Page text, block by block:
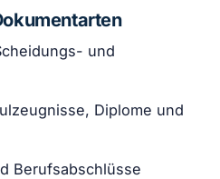
und
Diplome und
Berufsabschlüsse